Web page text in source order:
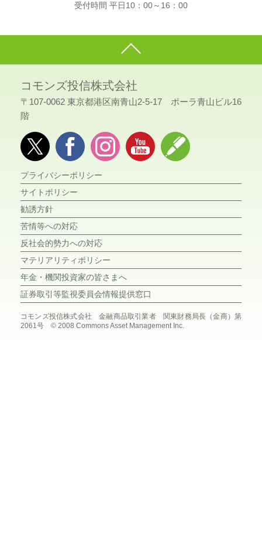
受付時間 平日10：00～16：00
コモンズ投信株式会社
〒107-0062 東京都港区南青山2-5-17 ポーラ青山ビル16
階
プライバシーポリシー
サイトポリシー
勧誘方針
苦情等への対応
反社会的勢力への対応
マテリアリティポリシー
年金・機関投資家の皆さまへ
証券取引等監視委員会情報提供窓口
コモンズ投信株式会社 金融商品取引業者 関東財務局長（金商）第
2061号 © 2008 Commons Asset Management Inc.